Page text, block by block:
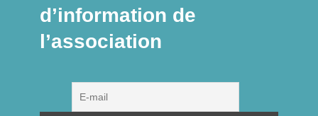
d’information de
l’association